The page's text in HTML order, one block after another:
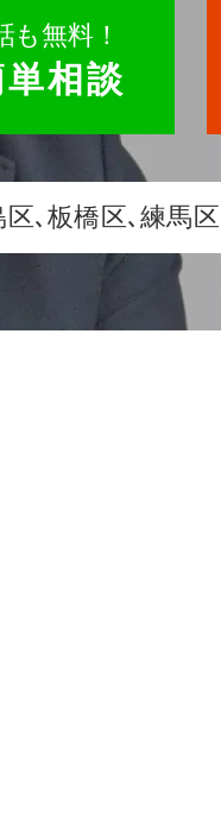
も無料！
相談
､板橋区､練馬